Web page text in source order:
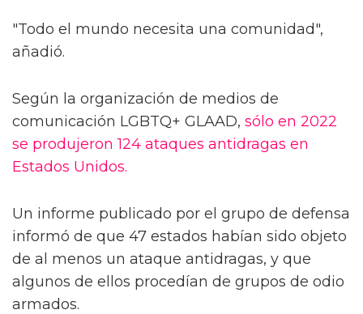
"Todo el mundo necesita una comunidad",
añadió.
Según la organización de medios de
comunicación LGBTQ+ GLAAD, sólo en 2022
se produjeron 124 ataques antidragas en
Estados Unidos.
Un informe publicado por el grupo de defensa
informó de que 47 estados habían sido objeto
de al menos un ataque antidragas, y que
algunos de ellos procedían de grupos de odio
armados.